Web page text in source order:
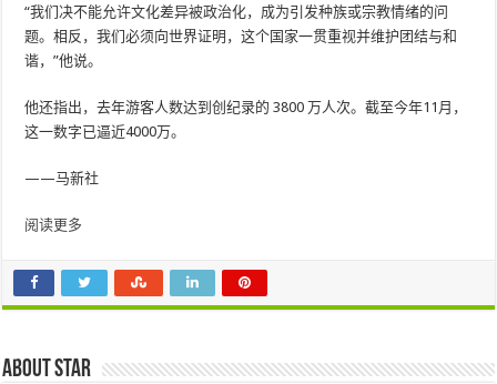
“我们决不能允许文化差异被政治化，成为引发种族或宗教情绪的问
题。相反，我们必须向世界证明，这个国家一贯重视并维护团结与和
谐，”他说。
他还指出，去年游客人数达到创纪录的 3800 万人次。截至今年11月，
这一数字已逼近4000万。
——马新社
阅读更多
About star